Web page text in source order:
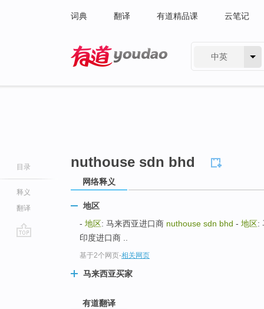
词典 翻译 有道精品课 云笔记
中英
目录
释义
翻译
nuthouse sdn bhd
网络释义
地区
- 地区: 马来西亚进口商 nuthouse sdn bhd - 地区:
印度进口商 ..
基于2个网页-相关网页
马来西亚买家
有道翻译